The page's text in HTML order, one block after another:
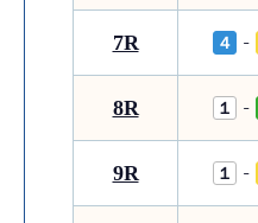
7R ４ -
8R １ -
9R １ -